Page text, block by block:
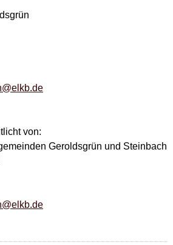
von:
Geroldsgrün und Steinbach